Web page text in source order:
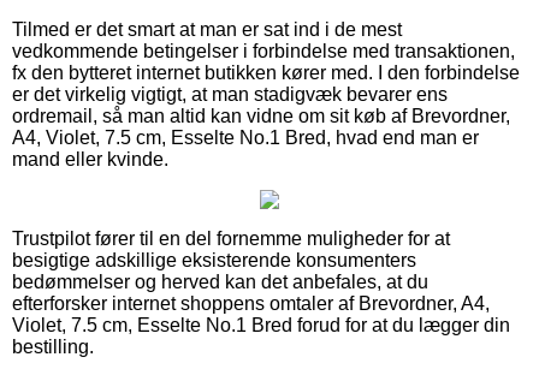
Tilmed er det smart at man er sat ind i de mest
vedkommende betingelser i forbindelse med transaktionen,
fx den bytteret internet butikken kører med. I den forbindelse
er det virkelig vigtigt, at man stadigvæk bevarer ens
ordremail, så man altid kan vidne om sit køb af Brevordner,
A4, Violet, 7.5 cm, Esselte No.1 Bred, hvad end man er
mand eller kvinde.
Trustpilot fører til en del fornemme muligheder for at
besigtige adskillige eksisterende konsumenters
bedømmelser og herved kan det anbefales, at du
efterforsker internet shoppens omtaler af Brevordner, A4,
Violet, 7.5 cm, Esselte No.1 Bred forud for at du lægger din
bestilling.